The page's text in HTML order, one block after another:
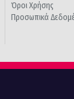
Όροι Χρήσης
Προσωπικά